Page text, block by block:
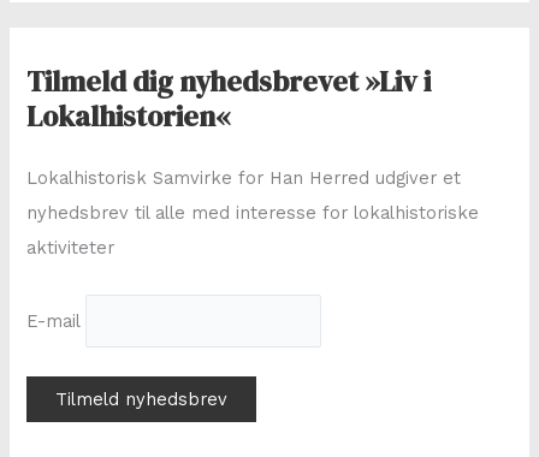
Tilmeld dig nyhedsbrevet »Liv i
Lokalhistorien«
Lokalhistorisk Samvirke for Han Herred udgiver et
nyhedsbrev til alle med interesse for lokalhistoriske
aktiviteter
E-mail